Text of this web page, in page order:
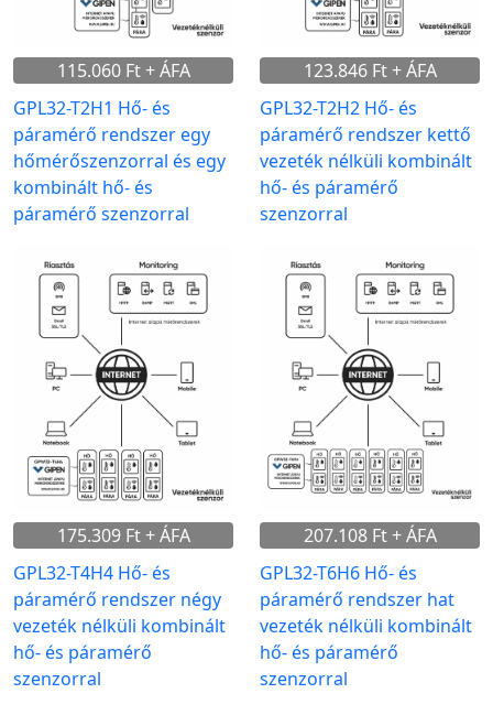
115.060 Ft + ÁFA
GPL32-T2H1 Hő- és
páramérő rendszer egy
hőmérőszenzorral és egy
kombinált hő- és
páramérő szenzorral
123.846 Ft + ÁFA
GPL32-T2H2 Hő- és
páramérő rendszer kettő
vezeték nélküli kombinált
hő- és páramérő
szenzorral
175.309 Ft + ÁFA
GPL32-T4H4 Hő- és
páramérő rendszer négy
vezeték nélküli kombinált
hő- és páramérő
szenzorral
207.108 Ft + ÁFA
GPL32-T6H6 Hő- és
páramérő rendszer hat
vezeték nélküli kombinált
hő- és páramérő
szenzorral